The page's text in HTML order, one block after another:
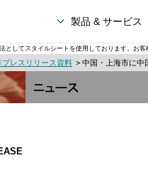
製品 & サービス
としてスタイルシートを使用しております。お
プレスリリース資料 > 中国・上海市に中